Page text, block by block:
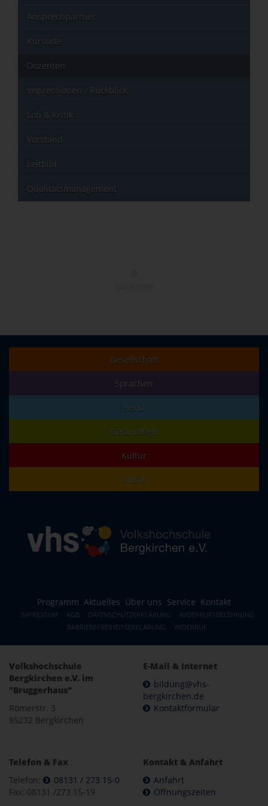
Ansprechpartner
Kursorte
Dozenten
Impressionen / Rückblick
Lob & Kritik
Vorstand
Leitbild
Qualitätsmanagement
Gesellschaft
Sprachen
Beruf
Gesundheit
Kultur
Musik
Programm Aktuelles Über uns Service Kontakt
IMPRESSUM AGB DATENSCHUTZERKLÄRUNG
WIDERRUFSBELEHRUNG
BARRIEREFREIHEITSERKLÄRUNG
WIDERRUF
Volkshochschule
Bergkirchen e.V. im
"Bruggerhaus"
Römerstr. 3
85232 Bergkirchen
E-Mail & Internet
bildung@vhs-
bergkirchen.de
Kontaktformular
Telefon & Fax
Telefon:
08131 / 273 15-0
Fax: 08131 /273 15-19
Kontakt & Anfahrt
Anfahrt
Öffnungszeiten